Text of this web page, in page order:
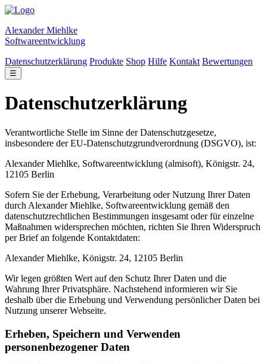
Alexander Miehlke
Softwareentwicklung
Datenschutzerklärung Produkte Shop Hilfe Kontakt Bewertungen
☰
Datenschutzerklärung
Verantwortliche Stelle im Sinne der Datenschutzgesetze,
insbesondere der EU-Datenschutzgrundverordnung (DSGVO), ist:
Alexander Miehlke, Softwareentwicklung (almisoft), Königstr. 24,
12105 Berlin
Sofern Sie der Erhebung, Verarbeitung oder Nutzung Ihrer Daten
durch Alexander Miehlke, Softwareentwicklung gemäß den
datenschutzrechtlichen Bestimmungen insgesamt oder für einzelne
Maßnahmen widersprechen möchten, richten Sie Ihren Widerspruch
per Brief an folgende Kontaktdaten:
Alexander Miehlke, Königstr. 24, 12105 Berlin
Wir legen größten Wert auf den Schutz Ihrer Daten und die
Wahrung Ihrer Privatsphäre. Nachstehend informieren wir Sie
deshalb über die Erhebung und Verwendung persönlicher Daten bei
Nutzung unserer Webseite.
Erheben, Speichern und Verwenden
personenbezogener Daten